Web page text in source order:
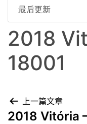
最后更新
2018
18001
上一篇文章
2018 Vitória